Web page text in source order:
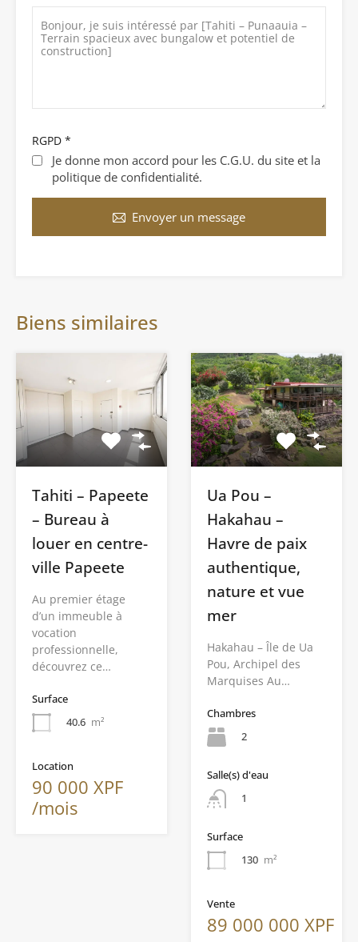
RGPD *
Je donne mon accord pour les C.G.U. du site et la
politique de confidentialité.
Envoyer un message
Biens similaires
Tahiti – Papeete
– Bureau à
louer en centre-
ville Papeete
Au premier étage
d’un immeuble à
vocation
professionnelle,
découvrez ce…
Surface
40.6 m²
Location
90 000 XPF
/mois
Ua Pou –
Hakahau –
Havre de paix
authentique,
nature et vue
mer
Hakahau – Île de Ua
Pou, Archipel des
Marquises Au…
Chambres
2
Salle(s) d'eau
1
Surface
130 m²
Vente
89 000 000 XPF